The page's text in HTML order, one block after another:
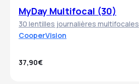
MyDay Multifocal (30)
30 lentilles journalières multifocales
CooperVision
37,90€